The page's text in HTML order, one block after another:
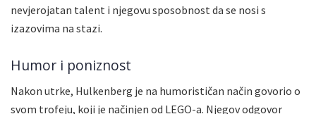
nevjerojatan talent i njegovu sposobnost da se nosi s
izazovima na stazi.
Humor i poniznost
Nakon utrke, Hulkenberg je na humorističan način govorio o
svom trofeju, koji je načinjen od LEGO-a. Njegov odgovor